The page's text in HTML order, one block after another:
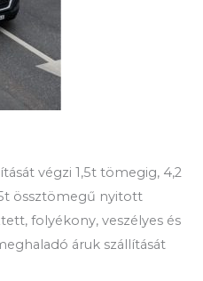
végzi 1,5t tömegig, 4,2
össztömegű nyitott
folyékony, veszélyes és
áruk szállítását